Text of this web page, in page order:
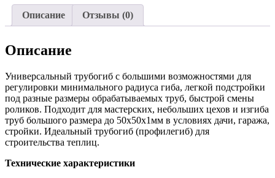
ТР01Описание Отзывы (0)
Описание
Универсальный трубогиб с большими возможностями для
регулировки минимального радиуса гиба, легкой подстройки
под разные размеры обрабатываемых труб, быстрой смены
роликов. Подходит для мастерских, небольших цехов и изгиба
труб большого размера до 50х50х1мм в условиях дачи, гаража,
стройки. Идеальный трубогиб (профилегиб) для
строительства теплиц.
Технические характеристики